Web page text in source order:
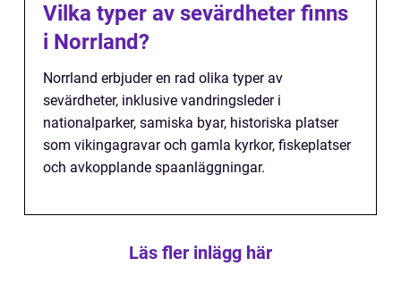
Vilka typer av sevärdheter finns
i Norrland?
Norrland erbjuder en rad olika typer av
sevärdheter, inklusive vandringsleder i
nationalparker, samiska byar, historiska platser
som vikingagravar och gamla kyrkor, fiskeplatser
och avkopplande spaanläggningar.
Läs fler inlägg här